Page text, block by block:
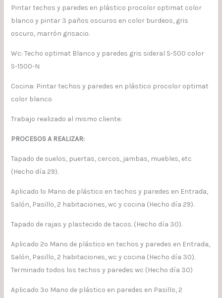
Pintar techos y paredes en plástico procolor optimat color
blanco y pintar 3 paños oscuros en color burdeos, gris
oscuro, marrón grisacio.
Wc: Techo optimat Blanco y paredes gris sideral S-500 color
S-1500-N
Cocina: Pintar techos y paredes en plástico procolor optimat
color blanco
Trabajo realizado al mismo cliente:
PROCESOS A REALIZAR:
Tapado de suelos, puertas, cercos, jambas, muebles, etc
(Hecho día 29).
Aplicado 1º Mano de plástico en techos y paredes en Entrada,
Salón, Pasillo, 2 habitaciones, wc y cocina (Hecho día 29).
Tapado de rajas y plastecido de tacos. (Hecho día 30).
Aplicado 2º Mano de plástico en techos y paredes en Entrada,
Salón, Pasillo, 2 habitaciones, wc y cocina (Hecho día 30).
Terminado todos los techos y paredes wc (Hecho día 30)
Aplicado 3º Mano de plástico en paredes en Pasillo, 2